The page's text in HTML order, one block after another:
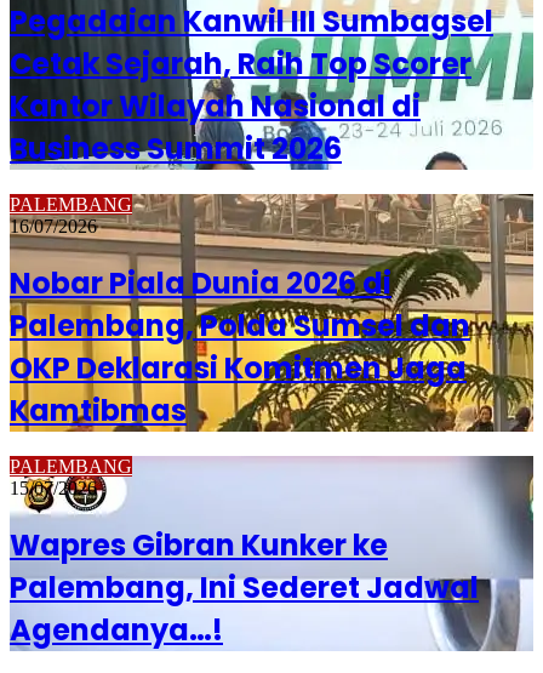
Pegadaian Kanwil III Sumbagsel
Cetak Sejarah, Raih Top Scorer
Kantor Wilayah Nasional di
Business Summit 2026
PALEMBANG
16/07/2026
Nobar Piala Dunia 2026 di
Palembang, Polda Sumsel dan
OKP Deklarasi Komitmen Jaga
Kamtibmas
PALEMBANG
15/07/2026
Wapres Gibran Kunker ke
Palembang, Ini Sederet Jadwal
Agendanya…!